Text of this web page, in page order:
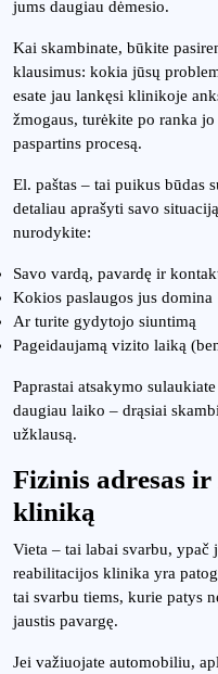
jums daugiau dėmesio.
Kai skambinate, būkite
klausimus: kokia jūsų
esate jau lankęsi klinikoje
žmogaus, turėkite po ranka
paspartins procesą.
El. paštas – tai puikus būdas
detaliau aprašyti savo
nurodykite:
Savo vardą, pavardę ir
Kokios paslaugos jus domina
Ar turite gydytojo siuntimą
Pageidaujamą vizito laiką
Paprastai atsakymo
daugiau laiko – drąsiai
užklausą.
Fizinis adresas
kliniką
Vieta – tai labai svarbu,
reabilitacijos klinika yra
tai svarbu tiems, kurie patys
jaustis pavargę.
Jei važiuojate automobiliu,